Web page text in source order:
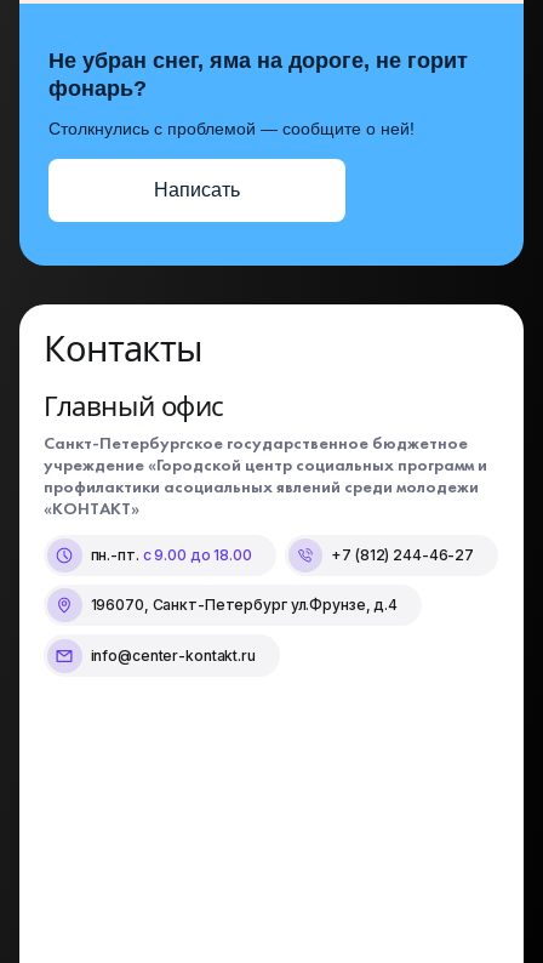
Не убран снег, яма на дороге, не горит
фонарь?
Столкнулись с проблемой — сообщите о ней!
Написать
Контакты
Главный офис
Санкт-Петербургское государственное бюджетное
учреждение «Городской центр социальных программ и
профилактики асоциальных явлений среди молодежи
«КОНТАКТ»
пн.-пт. с 9.00 до 18.00 +7 (812) 244-46-27
196070, Санкт-Петербург ул.Фрунзе, д.4
info@center-kontakt.ru